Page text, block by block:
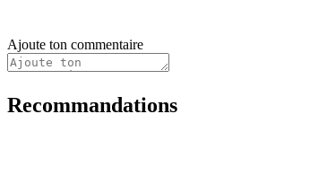
Ajoute ton commentaire
Recommandations